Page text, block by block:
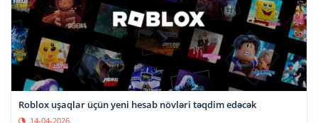
Roblox uşaqlar üçün yeni hesab növləri təqdim edəcək
14-04-2026